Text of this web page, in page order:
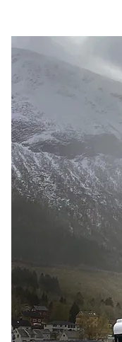
Northcom og
Northcom blir med i
Valkyrje by Northcom
Sepura får nye eiere